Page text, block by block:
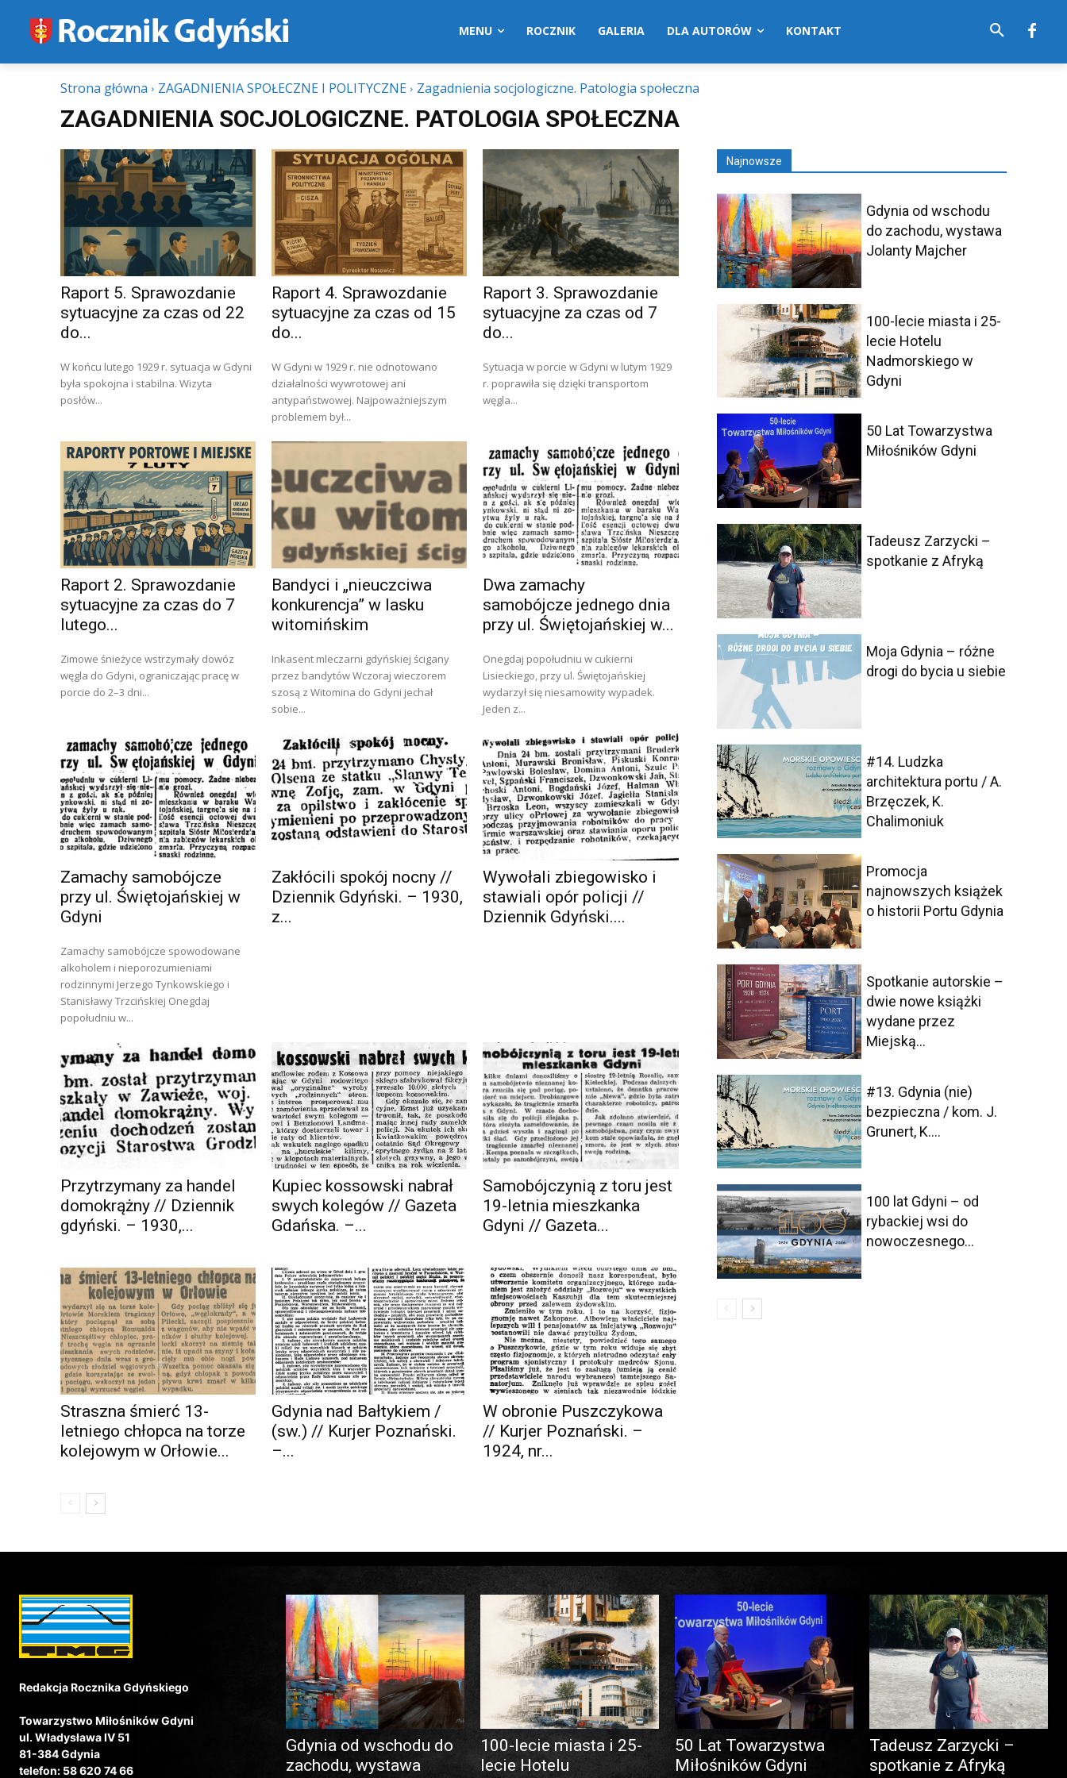
MENU ROCZNIK GALERIA DLA AUTORÓW KONTAKT
Strona główna ZAGADNIENIA SPOŁECZNE I POLITYCZNE Zagadnienia socjologiczne. Patologia społeczna
ZAGADNIENIA SOCJOLOGICZNE. PATOLOGIA SPOŁECZNA
Raport 5. Sprawozdanie
sytuacyjne za czas od 22
do...
W końcu lutego 1929 r. sytuacja w Gdyni
była spokojna i stabilna. Wizyta
posłów...
Raport 4. Sprawozdanie
sytuacyjne za czas od 15
do...
W Gdyni w 1929 r. nie odnotowano
działalności wywrotowej ani
antypaństwowej. Najpoważniejszym
problemem był...
Raport 3. Sprawozdanie
sytuacyjne za czas od 7
do...
Sytuacja w porcie w Gdyni w lutym 1929
r. poprawiła się dzięki transportom
węgla...
Raport 2. Sprawozdanie
sytuacyjne za czas do 7
lutego...
Zimowe śnieżyce wstrzymały dowóz
węgla do Gdyni, ograniczając pracę w
porcie do 2–3 dni...
Bandyci i „nieuczciwa
konkurencja” w lasku
witomińskim
Inkasent mleczarni gdyńskiej ścigany
przez bandytów Wczoraj wieczorem
szosą z Witomina do Gdyni jechał
sobie...
Dwa zamachy
samobójcze jednego dnia
przy ul. Świętojańskiej w...
Onegdaj popołudniu w cukierni
Lisieckiego, przy ul. Świętojańskiej
wydarzył się niesamowity wypadek.
Jeden z...
Zamachy samobójcze
przy ul. Świętojańskiej w
Gdyni
Zamachy samobójcze spowodowane
alkoholem i nieporozumieniami
rodzinnymi Jerzego Tynkowskiego i
Stanisławy Trzcińskiej Onegdaj
popołudniu w...
Zakłócili spokój nocny //
Dziennik Gdyński. – 1930,
z...
Wywołali zbiegowisko i
stawiali opór policji //
Dziennik Gdyński....
Przytrzymany za handel
domokrążny // Dziennik
gdyński. – 1930,...
Kupiec kossowski nabrał
swych kolegów // Gazeta
Gdańska. –...
Samobójczynią z toru jest
19-letnia mieszkanka
Gdyni // Gazeta...
Straszna śmierć 13-
letniego chłopca na torze
kolejowym w Orłowie...
Gdynia nad Bałtykiem /
(sw.) // Kurjer Poznański.
–...
W obronie Puszczykowa
// Kurjer Poznański. –
1924, nr...
Najnowsze
Gdynia od wschodu
do zachodu, wystawa
Jolanty Majcher
100-lecie miasta i 25-
lecie Hotelu
Nadmorskiego w
Gdyni
50 Lat Towarzystwa
Miłośników Gdyni
Tadeusz Zarzycki –
spotkanie z Afryką
Moja Gdynia – różne
drogi do bycia u siebie
#14. Ludzka
architektura portu / A.
Brzęczek, K.
Chalimoniuk
Promocja
najnowszych książek
o historii Portu Gdynia
Spotkanie autorskie –
dwie nowe książki
wydane przez
Miejską...
#13. Gdynia (nie)
bezpieczna / kom. J.
Grunert, K....
100 lat Gdyni – od
rybackiej wsi do
nowoczesnego...
Redakcja Rocznika Gdyńskiego
Towarzystwo Miłośników Gdyni
ul. Władysława IV 51
81-384 Gdynia
telefon: 58 620 74 66
Gdynia od wschodu do
zachodu, wystawa
100-lecie miasta i 25-
lecie Hotelu
50 Lat Towarzystwa
Miłośników Gdyni
Tadeusz Zarzycki –
spotkanie z Afryką